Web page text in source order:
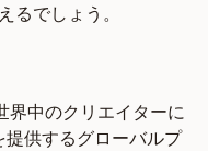
るでしょう。
界中のクリエイターに
供するグローバルプ